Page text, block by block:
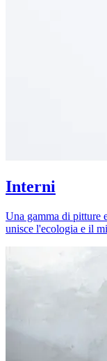
Interni
Una gamma di pitture
unisce l'ecologia e il